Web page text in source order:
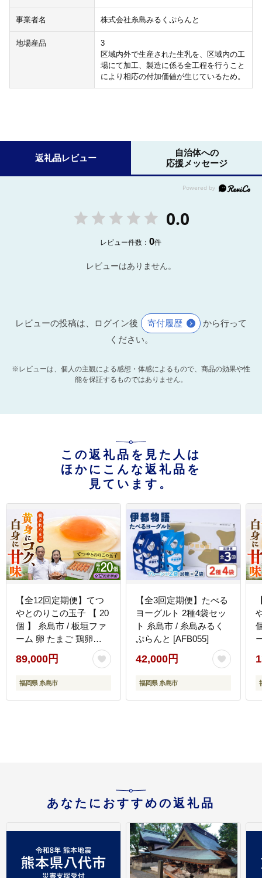
事業者名 株式会社糸島みるくぷらんと
地場産品
3
区域内外で生産された生乳を、区域内の工
場にて加工、製造に係る全工程を行うこと
により相応の付加価値が生じているため。
返礼品レビュー
自治体への
応援メッセージ
0.0
レビュー件数：0件
レビューはありません。
レビューの投稿は、ログイン後 寄付履歴
から行って
ください。
※レビューは、個人の主観による感想・体感によるもので、商品の効果や性
能を保証するものではありません。
この返礼品を見た人は
ほかにこんな返礼品を
見ています。
【全12回定期便】てつ
やとのりこの玉子 【 20
個 】 糸島市 / 板垣ファ
ーム 卵 たまご 鶏卵
[AWD018]
89,000円
福岡県 糸島市
【全3回定期便】たべる
ヨーグルト 2種4袋セッ
ト 糸島市 / 糸島みるく
ぷらんと [AFB055]
42,000円
福岡県 糸島市
あなたにおすすめの返礼品